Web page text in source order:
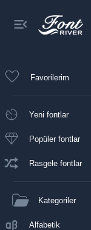
Favorilerim
Yeni fontlar
Popüler fontlar
Rasgele fontlar
Kategoriler
Alfabetik